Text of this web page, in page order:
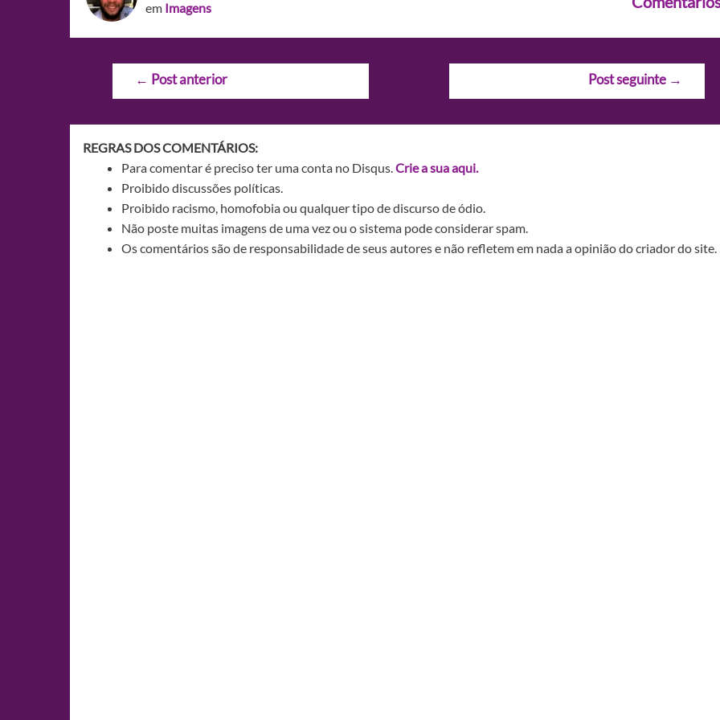
em Imagens
Navegação
← Post anterior Post seguinte →
REGRAS DOS COMENTÁRIOS:
Para comentar é preciso ter uma conta no Disqus.Crie a sua aqui.
Proibido discussões políticas.
Proibido racismo, homofobia ou qualquer tipo de discurso de ódio.
Não poste muitas imagens de uma vez ou o sistema pode considerar spam.
Os comentários são de responsabilidade de seus autores e não refletem em nada a opinião do criador do site.